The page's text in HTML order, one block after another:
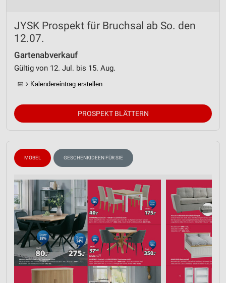
JYSK Prospekt für Bruchsal ab So. den
12.07.
Gartenabverkauf
Gültig von 12. Jul. bis 15. Aug.
📅 Kalendereintrag erstellen
PROSPEKT BLÄTTERN
MÖBEL GESCHENKIDEEN FÜR SIE